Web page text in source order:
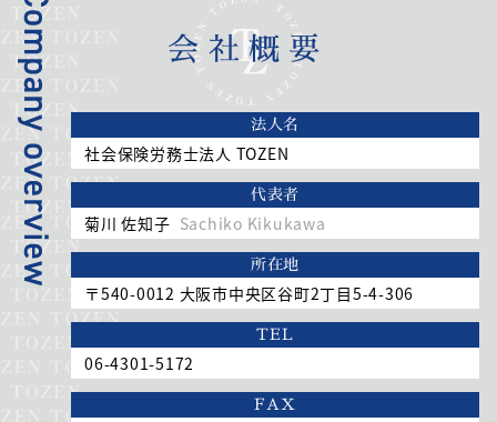
会社概要
法人名
社会保険労務士法人 TOZEN
代表者
菊川 佐知子 Sachiko Kikukawa
所在地
〒540-0012 大阪市中央区谷町2丁目5-4-306
TEL
06-4301-5172
FAX